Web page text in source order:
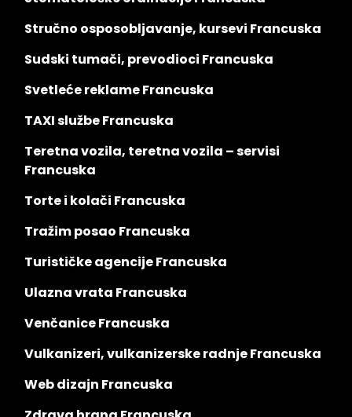
Stručno osposobljavanje, kursevi Francuska
Sudski tumači, prevodioci Francuska
Svetleće reklame Francuska
TAXI službe Francuska
Teretna vozila, teretna vozila – servisi
Francuska
Torte i kolači Francuska
Tražim posao Francuska
Turističke agencije Francuska
Ulazna vrata Francuska
Venčanice Francuska
Vulkanizeri, vulkanizerske radnje Francuska
Web dizajn Francuska